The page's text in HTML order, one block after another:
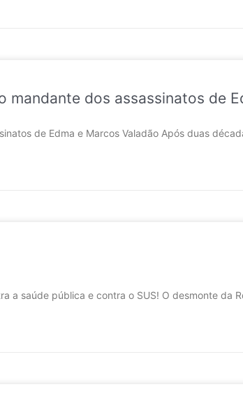
dos assassinatos de
de Edma e Marcos Valadão Após duas
a saúde pública e contra o SUS! O desmonte da